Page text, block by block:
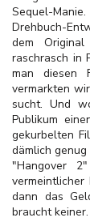
Sequel-
Drehbuch-
dem
raschrasch in
man diesen
vermarkten
sucht. Und
Publikum
gekurbelten
dämlich
"Hangover
dann das
braucht